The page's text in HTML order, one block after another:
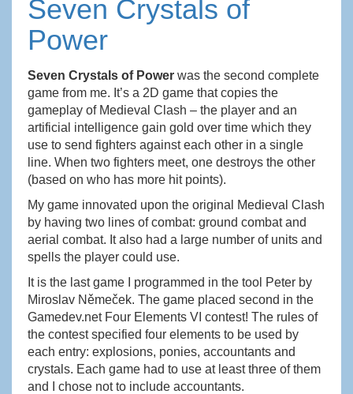
Seven Crystals of
Power
Seven Crystals of Power was the second complete
game from me. It’s a 2D game that copies the
gameplay of Medieval Clash – the player and an
artificial intelligence gain gold over time which they
use to send fighters against each other in a single
line. When two fighters meet, one destroys the other
(based on who has more hit points).
My game innovated upon the original Medieval Clash
by having two lines of combat: ground combat and
aerial combat. It also had a large number of units and
spells the player could use.
It is the last game I programmed in the tool Peter by
Miroslav Němeček. The game placed second in the
Gamedev.net Four Elements VI contest! The rules of
the contest specified four elements to be used by
each entry: explosions, ponies, accountants and
crystals. Each game had to use at least three of them
and I chose not to include accountants.